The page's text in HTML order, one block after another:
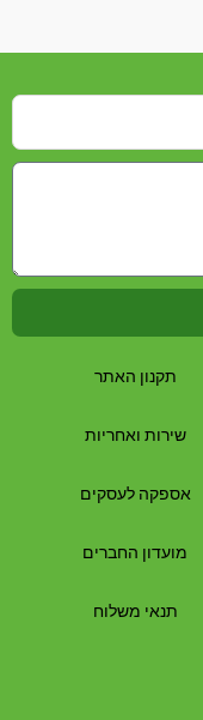
תקנון האתר
שירות ואחריות
אספקה לעסקים
מועדון החברים
תנאי משלוח